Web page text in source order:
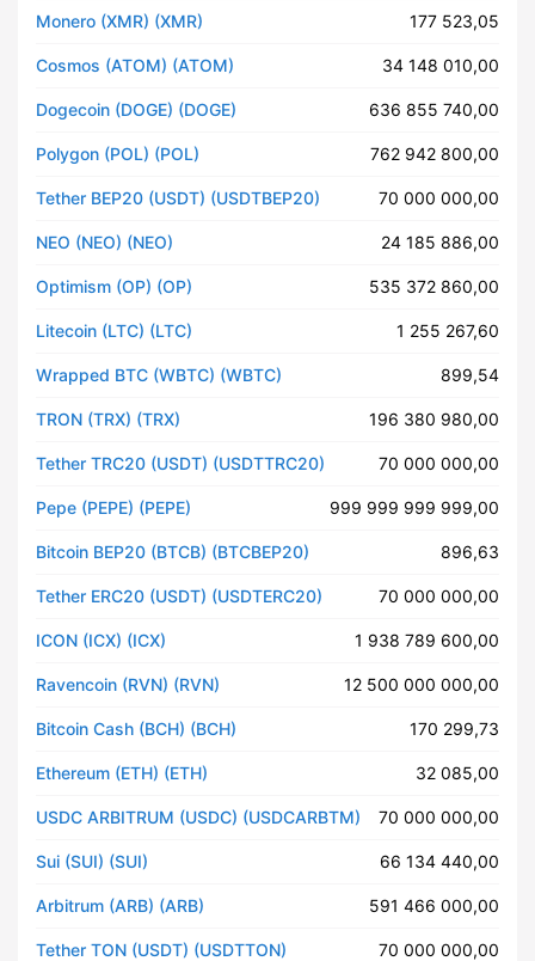
Monero (XMR) (XMR) 177 523,05
Cosmos (ATOM) (ATOM) 34 148 010,00
Dogecoin (DOGE) (DOGE) 636 855 740,00
Polygon (POL) (POL) 762 942 800,00
Tether BEP20 (USDT) (USDTBEP20) 70 000 000,00
NEO (NEO) (NEO) 24 185 886,00
Optimism (OP) (OP) 535 372 860,00
Litecoin (LTC) (LTC) 1 255 267,60
Wrapped BTC (WBTC) (WBTC) 899,54
TRON (TRX) (TRX) 196 380 980,00
Tether TRC20 (USDT) (USDTTRC20) 70 000 000,00
Pepe (PEPE) (PEPE) 999 999 999 999,00
Bitcoin BEP20 (BTCB) (BTCBEP20) 896,63
Tether ERC20 (USDT) (USDTERC20) 70 000 000,00
ICON (ICX) (ICX) 1 938 789 600,00
Ravencoin (RVN) (RVN) 12 500 000 000,00
Bitcoin Cash (BCH) (BCH) 170 299,73
Ethereum (ETH) (ETH) 32 085,00
USDC ARBITRUM (USDC) (USDCARBTM) 70 000 000,00
Sui (SUI) (SUI) 66 134 440,00
Arbitrum (ARB) (ARB) 591 466 000,00
Tether TON (USDT) (USDTTON) 70 000 000,00